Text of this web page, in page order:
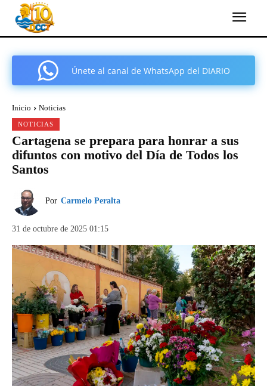
Únete al canal de WhatsApp del DIARIO
Inicio Noticias
NOTICIAS
Cartagena se prepara para honrar a sus
difuntos con motivo del Día de Todos los
Santos
Por Carmelo Peralta
31 de octubre de 2025 01:15